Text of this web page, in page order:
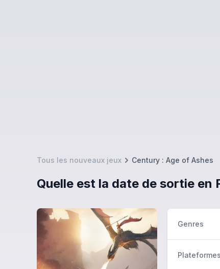
Tous les nouveaux jeux Century : Age of Ashes
Quelle est la date de sortie en
Genres
Plateformes